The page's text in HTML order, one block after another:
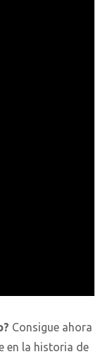
Consigue ahora
en la historia de